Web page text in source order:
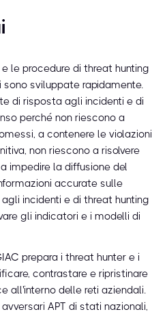
le procedure di threat hunting
sviluppate rapidamente.
di risposta agli incidenti e di
perché non riescono a
a contenere le violazioni
non riescono a risolvere
impedire la diffusione del
accurate sulle
incidenti e di threat hunting
gli indicatori e i modelli di
prepara i threat hunter e i
contrastare e ripristinare
all'interno delle reti aziendali.
APT di stati nazionali,